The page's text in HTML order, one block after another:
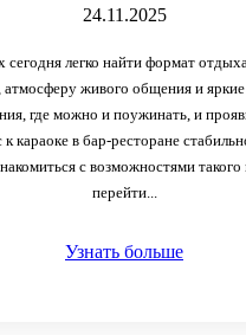
24.11.2025
легко найти формат
живого общения и
где можно и поужинать, и
караоке в бар-ресторане
с возможностями
перейти...
Узнать больше